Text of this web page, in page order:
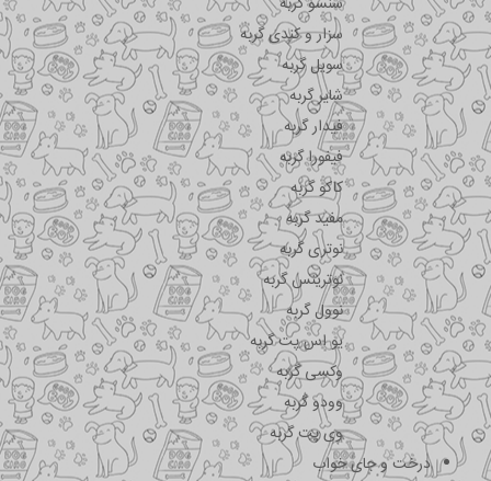
سزار و کندی گربه
سویل گربه
شایر گربه
فیدار گربه
فیفورا گربه
کاکو گربه
مفید گربه
نوتری گربه
نوترینس گربه
نوول گربه
یو اس پت گربه
وکسی گربه
وودو گربه
وی پت گربه
درخت و جای خواب